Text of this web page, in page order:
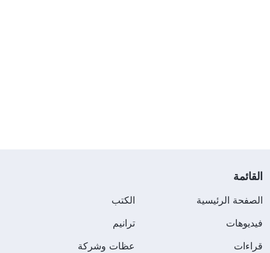
القائمة
الصفحة الرئيسية
الكتب
فيديوهات
ترانيم
قراءات
عظات وشركة